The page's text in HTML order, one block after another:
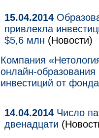
15.04.2014
привлекла
$5,6 млн (Новости)
Компания
онлайн-
инвестиций от
14.04.2014 Число
двенадцати